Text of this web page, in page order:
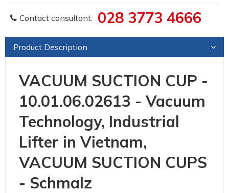
Contact consultant: 028 3773 4666
Product Description
VACUUM SUCTION CUP -
10.01.06.02613 - Vacuum
Technology, Industrial
Lifter in Vietnam,
VACUUM SUCTION CUPS
- Schmalz